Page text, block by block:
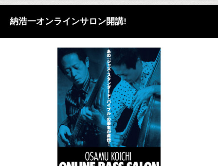
納浩一オンラインサロン開講!